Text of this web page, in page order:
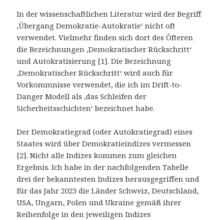
In der wissenschaftlichen Literatur wird der Begriff
‚Übergang Demokratie-Autokratie‘ nicht oft
verwendet. Vielmehr finden sich dort des Öfteren
die Bezeichnungen ‚Demokratischer Rückschritt‘
und Autokratisierung [1]. Die Bezeichnung
‚Demokratischer Rückschritt‘ wird auch für
Vorkommnisse verwendet, die ich im Drift-to-
Danger Modell als ‚das Schleifen der
Sicherheitsschichten‘ bezeichnet habe.
Der Demokratiegrad (oder Autokratiegrad) eines
Staates wird über Demokratieindizes vermessen
[2]. Nicht alle Indizes kommen zum gleichen
Ergebnis. Ich habe in der nachfolgenden Tabelle
drei der bekanntesten Indizes herausgegriffen und
für das Jahr 2023 die Länder Schweiz, Deutschland,
USA, Ungarn, Polen und Ukraine gemäß ihrer
Reihenfolge in den jeweiligen Indizes